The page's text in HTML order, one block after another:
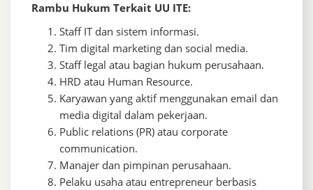
Rambu Hukum Terkait UU ITE:
Staff IT dan sistem informasi.
Tim digital marketing dan social media.
Staff legal atau bagian hukum perusahaan.
HRD atau Human Resource.
Karyawan yang aktif menggunakan email dan
media digital dalam pekerjaan.
Public relations (PR) atau corporate
communication.
Manajer dan pimpinan perusahaan.
Pelaku usaha atau entrepreneur berbasis